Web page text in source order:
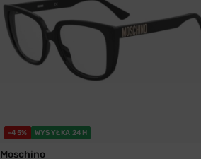
-45% WYSYŁKA 24H
Moschino